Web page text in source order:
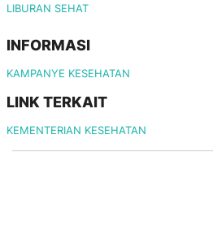
LIBURAN SEHAT
INFORMASI
KAMPANYE KESEHATAN
LINK TERKAIT
KEMENTERIAN KESEHATAN